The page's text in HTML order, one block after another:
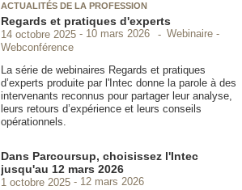
ACTUALITÉS DE LA PROFESSION
Regards et pratiques d'experts
14 octobre 2025 10 mars 2026
Webinaire -
Webconférence
La série de webinaires Regards et pratiques
d’experts produite par l'Intec donne la parole à des
intervenants reconnus pour partager leur analyse,
leurs retours d’expérience et leurs conseils
opérationnels.
Dans Parcoursup, choisissez l'Intec
jusqu'au 12 mars 2026
1 octobre 2025
12 mars 2026